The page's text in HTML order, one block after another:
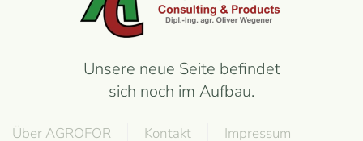
Unsere neue Seite befindet
sich noch im Aufbau.
Über AGROFOR Kontakt Impressum